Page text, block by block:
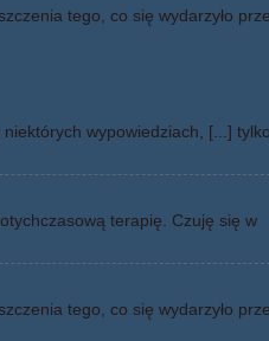
tego, co się wydarzyło
wypowiedziach, [...] tylko
terapię. Czuję się w
tego, co się wydarzyło